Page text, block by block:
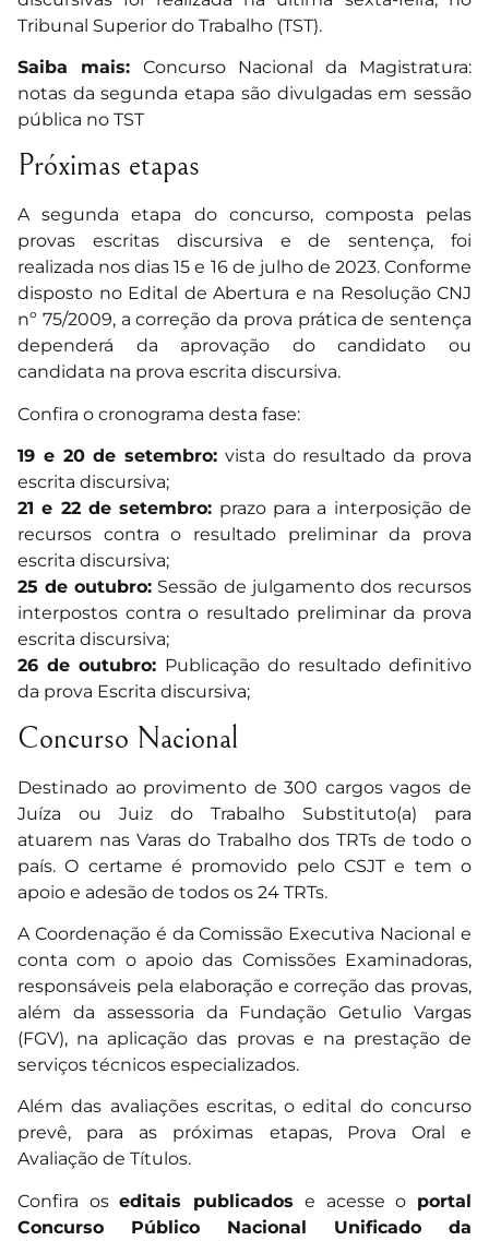
Tribunal Superior do Trabalho (TST).
Saiba mais: Concurso Nacional da Magistratura:
notas da segunda etapa são divulgadas em sessão
pública no TST
Próximas etapas
A segunda etapa do concurso, composta pelas
provas escritas discursiva e de sentença, foi
realizada nos dias 15 e 16 de julho de 2023. Conforme
disposto no Edital de Abertura e na Resolução CNJ
nº 75/2009, a correção da prova prática de sentença
dependerá da aprovação do candidato ou
candidata na prova escrita discursiva.
Confira o cronograma desta fase:
19 e 20 de setembro: vista do resultado da prova
escrita discursiva;
21 e 22 de setembro: prazo para a interposição de
recursos contra o resultado preliminar da prova
escrita discursiva;
25 de outubro: Sessão de julgamento dos recursos
interpostos contra o resultado preliminar da prova
escrita discursiva;
26 de outubro: Publicação do resultado definitivo
da prova Escrita discursiva;
Concurso Nacional
Destinado ao provimento de 300 cargos vagos de
Juíza ou Juiz do Trabalho Substituto(a) para
atuarem nas Varas do Trabalho dos TRTs de todo o
país. O certame é promovido pelo CSJT e tem o
apoio e adesão de todos os 24 TRTs.
A Coordenação é da Comissão Executiva Nacional e
conta com o apoio das Comissões Examinadoras,
responsáveis pela elaboração e correção das provas,
além da assessoria da Fundação Getulio Vargas
(FGV), na aplicação das provas e na prestação de
serviços técnicos especializados.
Além das avaliações escritas, o edital do concurso
prevê, para as próximas etapas, Prova Oral e
Avaliação de Títulos.
Confira oseditais publicados e acesse o portal
Concurso Público Nacional Unificado da